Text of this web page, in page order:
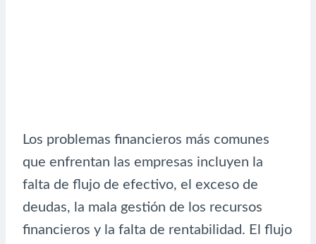
Los problemas financieros más comunes
que enfrentan las empresas incluyen la
falta de flujo de efectivo, el exceso de
deudas, la mala gestión de los recursos
financieros y la falta de rentabilidad. El flujo